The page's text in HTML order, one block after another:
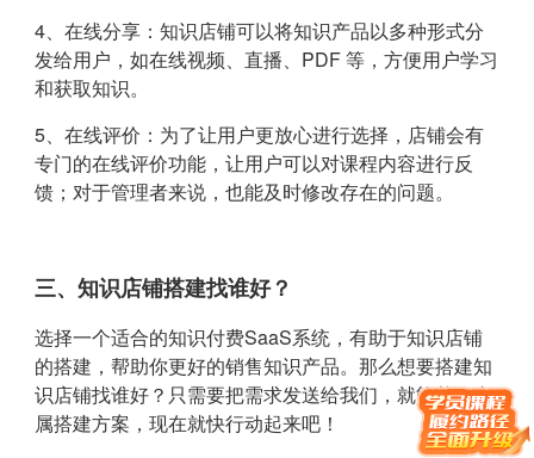
4、在线分享：知识店铺可以将知识产品以多种形式分
发给用户，如在线视频、直播、PDF 等，方便用户学习
和获取知识。
5、在线评价：为了让用户更放心进行选择，店铺会有
专门的在线评价功能，让用户可以对课程内容进行反
馈；对于管理者来说，也能及时修改存在的问题。
三、知识店铺搭建找谁好？
选择一个适合的知识付费SaaS系统，有助于知识店铺
的搭建，帮助你更好的销售知识产品。那么想要搭建知
识店铺找谁好？只需要把需求发送给我们，就能获取专
属搭建方案，现在就快行动起来吧！